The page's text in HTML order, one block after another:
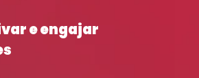
e engajar